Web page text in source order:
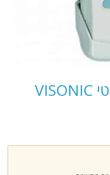
לוח מקשים אלחוטי VISONIC